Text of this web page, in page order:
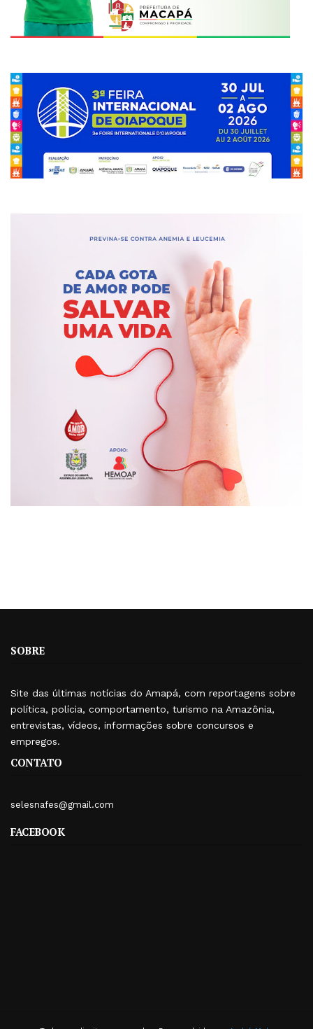
SOBRE
Site das últimas notícias do Amapá, com reportagens sobre
política, polícia, comportamento, turismo na Amazônia,
entrevistas, vídeos, informações sobre concursos e
empregos.
CONTATO
selesnafes@gmail.com
FACEBOOK